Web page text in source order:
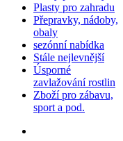
Plasty pro zahradu
Přepravky, nádoby,
obaly
sezónní nabídka
Stále nejlevnější
Úsporné
zavlažování rostlin
Zboží pro zábavu,
sport a pod.